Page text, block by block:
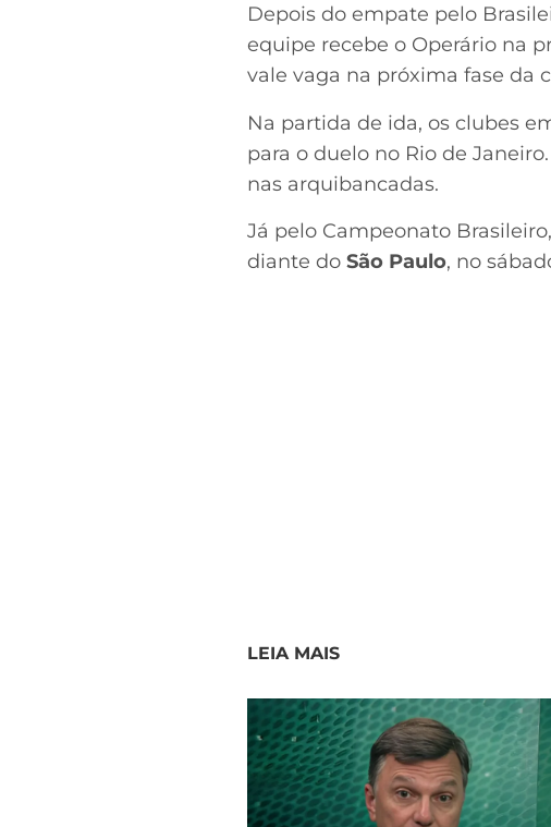
Depois do empate pelo
equipe recebe o Operário na
vale vaga na próxima fase da
Na partida de ida, os clubes
para o duelo no Rio de
nas arquibancadas.
Já pelo Campeonato
diante do São Paulo, no
LEIA MAIS